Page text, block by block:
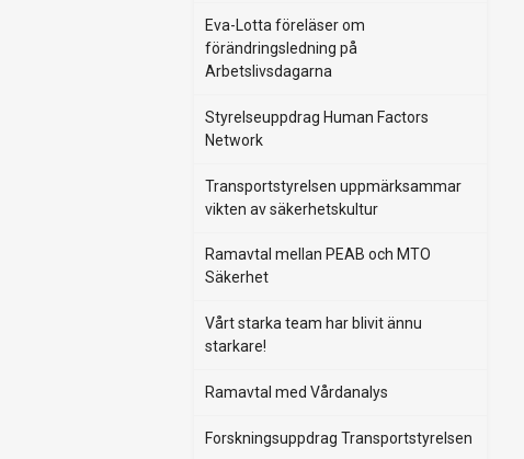
Eva-Lotta föreläser om
förändringsledning på
Arbetslivsdagarna
Styrelseuppdrag Human Factors
Network
Transportstyrelsen uppmärksammar
vikten av säkerhetskultur
Ramavtal mellan PEAB och MTO
Säkerhet
Vårt starka team har blivit ännu
starkare!
Ramavtal med Vårdanalys
Forskningsuppdrag Transportstyrelsen